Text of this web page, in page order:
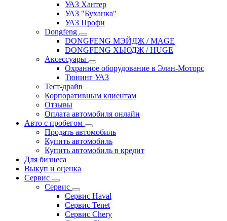
УАЗ Хантер
УАЗ "Буханка"
УАЗ Профи
Dongfeng
DONGFENG МЭЙДЖ / MAGE
DONGFENG ХЬЮДЖ / HUGE
Аксессуары
Охранное оборудование в Элан-Моторс
Тюнинг УАЗ
Тест-драйв
Корпоративным клиентам
Отзывы
Оплата автомобиля онлайн
Авто с пробегом
Продать автомобиль
Купить автомобиль
Купить автомобиль в кредит
Для бизнеса
Выкуп и оценка
Сервис
Сервис
Сервис Haval
Сервис Tenet
Сервис Chery